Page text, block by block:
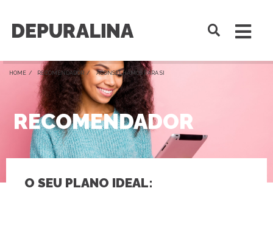
HOME / RECOMENDADOR / ACONSELHAMOS PARA SI
RECOMENDADOR
O SEU PLANO IDEAL: